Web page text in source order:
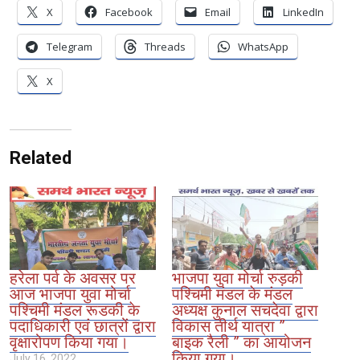
X Facebook Email LinkedIn
Telegram Threads WhatsApp
X
Related
हरेला पर्व के अवसर पर
आज भाजपा युवा मोर्चा
पश्चिमी मंडल रूडकी के
पदाधिकारी एवं छात्रों द्वारा
वृक्षारोपण किया गया।
भाजपा युवा मोर्चा रुड़की
पश्चिमी मंडल के मंडल
अध्यक्ष कुनाल सचदेवा द्वारा
विकास तीर्थ यात्रा ”
बाइक रैली ” का आयोजन